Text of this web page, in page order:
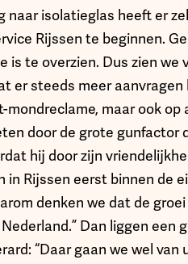
naar isolatieglas heeft er
Rijssen te beginnen.
is te overzien. Dus zien we
er steeds meer
maar ook op
door de grote
hij door zijn
Rijssen eerst binnen de
denken we dat de
Dan liggen een
“Daar gaan we wel